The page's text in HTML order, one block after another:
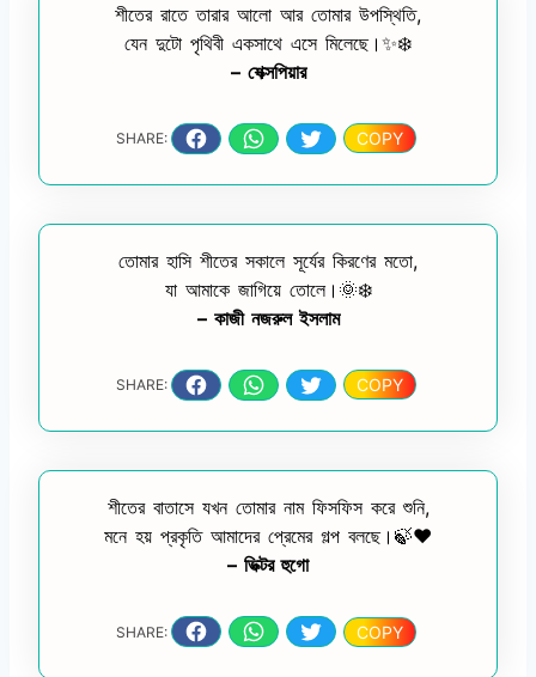
শীতের রাতে তারার আলো আর তোমার উপস্থিতি,
যেন দুটো পৃথিবী একসাথে এসে মিলেছে।✨❄️
– শেক্সপিয়ার
SHARE: COPY
তোমার হাসি শীতের সকালে সূর্যের কিরণের মতো,
যা আমাকে জাগিয়ে তোলে।🌞❄️
– কাজী নজরুল ইসলাম
SHARE: COPY
শীতের বাতাসে যখন তোমার নাম ফিসফিস করে শুনি,
মনে হয় প্রকৃতি আমাদের প্রেমের গল্প বলছে।🍃❤️
– ভিক্টর হুগো
SHARE: COPY